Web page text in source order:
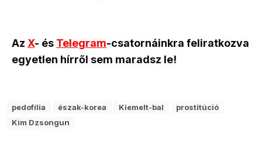
Az X- és Telegram-csatornáinkra feliratkozva
egyetlen hírről sem maradsz le!
pedofília észak-korea Kiemelt-bal
prostitúció
Kim Dzsongun